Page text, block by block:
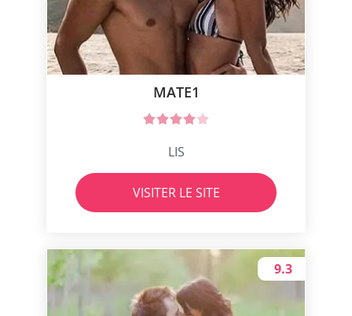
MATE1
LIS
VISITER LE SITE
9.3